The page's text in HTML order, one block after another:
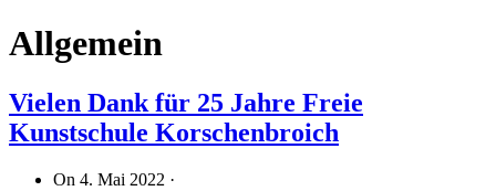
Allgemein
Vielen Dank für 25 Jahre Freie
Kunstschule Korschenbroich
On 4. Mai 2022 ·